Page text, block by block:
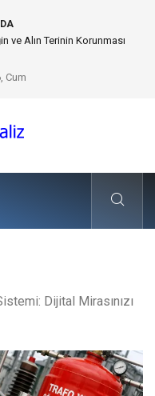
ile Uzaktan Çalışmada
Cum
Dijital Mirasınızı